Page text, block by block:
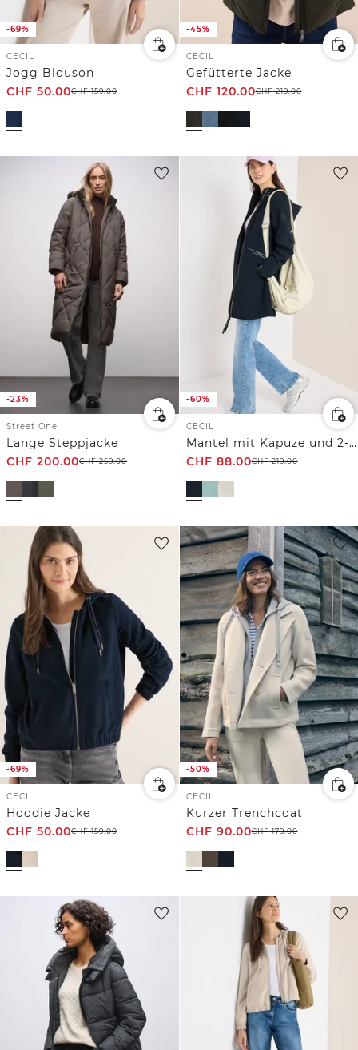
-69%
CECIL
Jogg Blouson
CHF 50.00CHF159.00
-45%
CECIL
Gefütterte Jacke
CHF 120.00CHF219.00
-23%
Street One
Lange Steppjacke
CHF 200.00CHF259.00
-60%
CECIL
Mantel mit Kapuze und 2-Wege-Zipper
CHF 88.00CHF219.00
-69%
CECIL
Hoodie Jacke
CHF 50.00CHF159.00
-50%
CECIL
Kurzer Trenchcoat
CHF 90.00CHF179.00